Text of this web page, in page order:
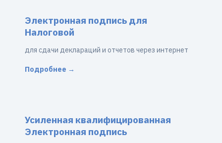
Электронная подпись для
Налоговой
для сдачи деклараций и отчетов через интернет
Подробнее →
Усиленная квалифицированная
Электронная подпись